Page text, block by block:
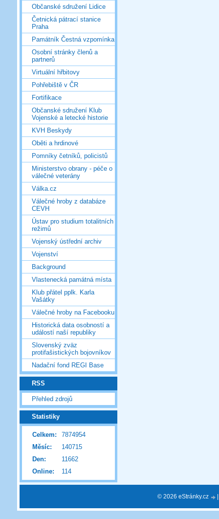
Občanské sdružení Lidice
Četnická pátrací stanice
Praha
Památník Čestná vzpomínka
Osobní stránky členů a
partnerů
Virtuální hřbitovy
Pohřebiště v ČR
Fortifikace
Občanské sdružení Klub
Vojenské a letecké historie
KVH Beskydy
Oběti a hrdinové
Pomníky četníků, policistů
Ministerstvo obrany - péče o
válečné veterány
Válka.cz
Válečné hroby z databáze
CEVH
Ústav pro studium totalitních
režimů
Vojenský ústřední archiv
Vojenství
Background
Vlastenecká památná místa
Klub přátel pplk. Karla
Vašátky
Válečné hroby na Facebooku
Historická data osobností a
událostí naší republiky
Slovenský zväz
protifašistických bojovníkov
Nadační fond REGI Base
RSS
Přehled zdrojů
Statistiky
Online: 114
Celkem:
7874954
Měsíc:
140715
Den:
11662
© 2026 eStránky.cz